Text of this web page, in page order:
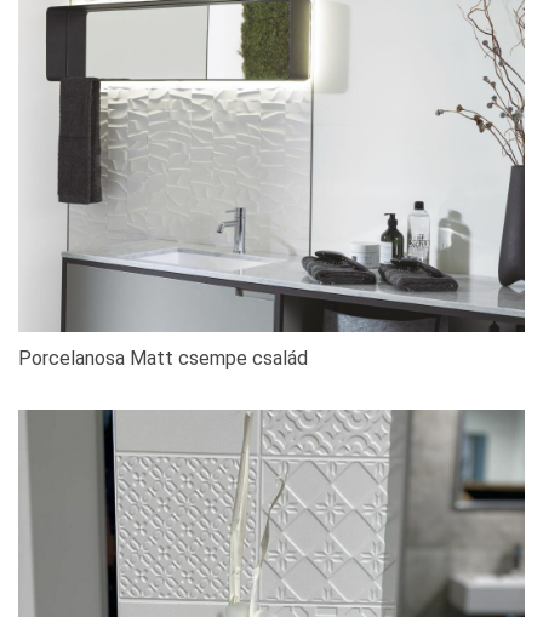
Porcelanosa Matt csempe család